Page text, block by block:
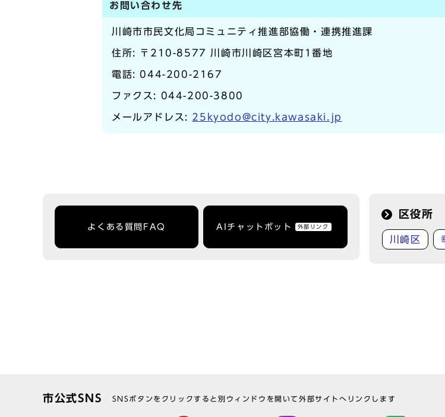
お問い合わせ先
川崎市市民文化局コミュニティ推進部協働・連携推進課
住所: 〒210-8577 川崎市川崎区宮本町1番地
電話: 044-200-2167
ファクス: 044-200-3800
メールアドレス: 25kyodo@city.kawasaki.jp
よくある質問FAQ AIチャットボット 外部リンク
区役所
川崎区
市公式SNS SNSボタンをクリックすると別ウィンドウを開いて外部サイトへリンクします